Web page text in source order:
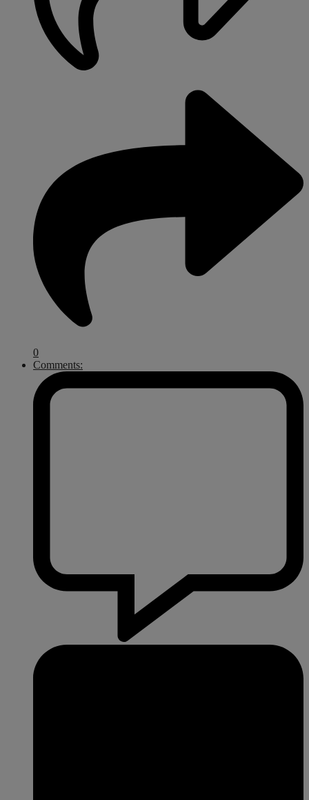
0
Comments: